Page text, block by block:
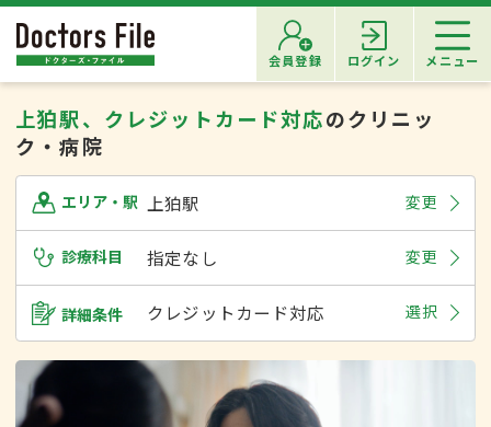
会員登録 ログイン メニュー
上狛駅、クレジットカード対応のクリニッ
ク・病院
エリア・駅 上狛駅 変更
診療科目 指定なし 変更
詳細条件 クレジットカード対応 選択